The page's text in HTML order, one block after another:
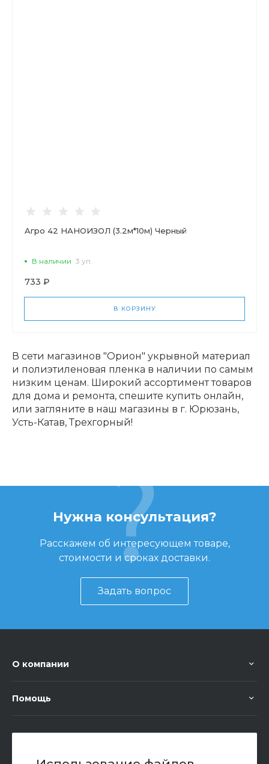
Aгро 42 НАНОИЗОЛ (3.2м*10м) Черный
В наличии 3 уп.
733 ₽
В КОРЗИНУ
В сети магазинов "Орион" укрывной материал
и полиэтиленовая пленка в наличии по самым
низким ценам. Широкий ассортимент товаров
для дома и ремонта, спешите купить онлайн,
или загляните в наш магазины в г. Юрюзань,
Усть-Катав, Трехгорный!
Нужна консультация?
Расскажем об интересующем товаре,
стоимости и сроках доставки.
Задать вопрос
О компании
Помощь